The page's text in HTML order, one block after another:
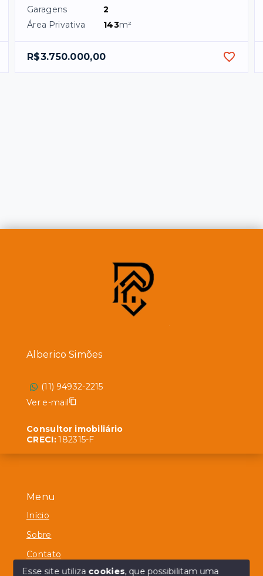
Garagens
2
Área Privativa
143m²
R$3.750.000,00
Menu
Início
Sobre
Contato
Alberico Simões
(11) 94932-2215
Ver e-mail
Consultor imobiliário
CRECI:182315-F
Esse site utiliza cookies, que possibilitam uma